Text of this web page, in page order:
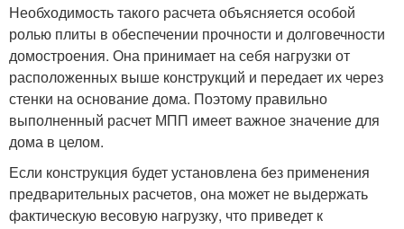
Необходимость такого расчета объясняется особой
ролью плиты в обеспечении прочности и долговечности
домостроения. Она принимает на себя нагрузки от
расположенных выше конструкций и передает их через
стенки на основание дома. Поэтому правильно
выполненный расчет МПП имеет важное значение для
дома в целом.
Если конструкция будет установлена без применения
предварительных расчетов, она может не выдержать
фактическую весовую нагрузку, что приведет к